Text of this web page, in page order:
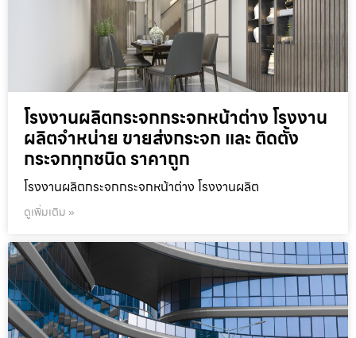
โรงงานผลิตกระจกกระจกหน้าต่าง โรงงาน
ผลิตจำหน่าย ขายส่งกระจก และ ติดตั้ง
กระจกทุกชนิด ราคาถูก
โรงงานผลิตกระจกกระจกหน้าต่าง โรงงานผลิต
ดูเพิ่มเติม »